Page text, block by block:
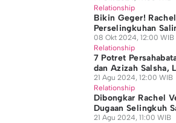
Relationship
Bikin Geger!
Perselingkuhan
08 Okt 2024, 12:00 WIB
Relationship
7 Potret
dan Azizah Salsha,
21 Agu 2024, 12:00 WIB
Relationship
Dibongkar Rachel
Dugaan Selingkuh
21 Agu 2024, 11:00 WIB